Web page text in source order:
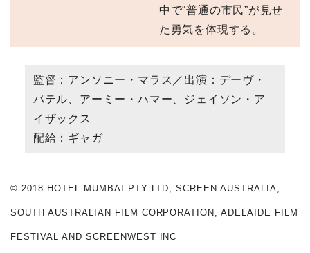
中で“普通の市民”が見せ
た勇気を体現する。
監督：アンソニー・マラス／出演：デーヴ・
パテル、アーミー・ハマー、ジェイソン・ア
イザックス
配給：ギャガ
© 2018 HOTEL MUMBAI PTY LTD, SCREEN AUSTRALIA,
SOUTH AUSTRALIAN FILM CORPORATION, ADELAIDE FILM
FESTIVAL AND SCREENWEST INC